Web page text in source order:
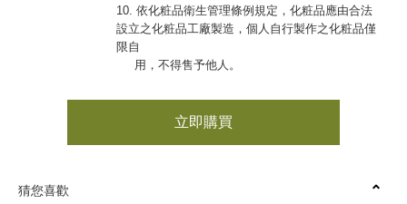
10. 依化粧品衛生管理條例規定，化粧品應由合法
設立之化粧品工廠製造，個人自行製作之化粧品僅
限自
用，不得售予他人。
立即購買
猜您喜歡